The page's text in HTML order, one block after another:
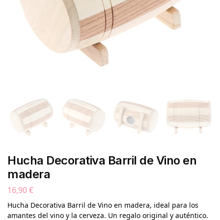
Hucha Decorativa Barril de Vino en
madera
16,90€
Hucha Decorativa Barril de Vino en madera, ideal para los
amantes del vino y la cerveza. Un regalo original y auténtico.